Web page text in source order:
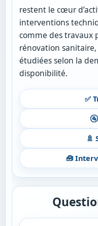
restent le cœur
interventions
comme des travaux
rénovation
étudiées selon la
disponibilité.
✅
🚿
🧰